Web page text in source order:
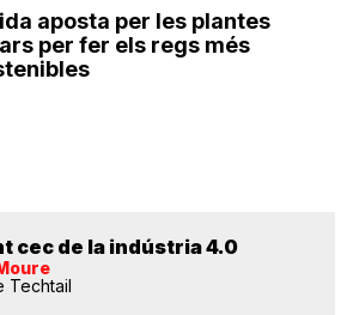
aposta per les plantes
per fer els regs més
cec de la indústria 4.0
Techtail